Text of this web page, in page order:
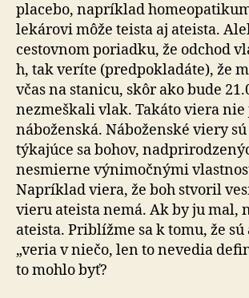
placebo, napríklad
lekárovi môže teista aj ateista.
cestovnom poriadku, že odchod
h, tak veríte (predpokladáte), že
včas na stanicu, skôr ako bude
nezmeškali vlak. Takáto viera nie
náboženská. Náboženské viery
týkajúce sa bohov,
nesmierne výnimočnými
Napríklad viera, že boh stvoril
vieru ateista nemá. Ak by ju mal,
ateista. Priblížme sa k tomu, že
„veria v niečo, len to nevedia
to mohlo byť?